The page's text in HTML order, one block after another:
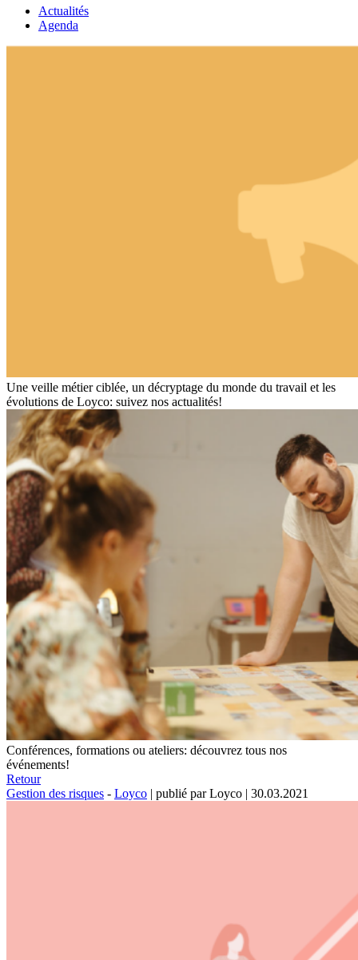
Actualités
Agenda
Une veille métier ciblée, un décryptage du monde du travail et les
évolutions de Loyco: suivez nos actualités!
Conférences, formations ou ateliers: découvrez tous nos
événements!
Retour
Gestion des risques - Loyco | publié par Loyco | 30.03.2021